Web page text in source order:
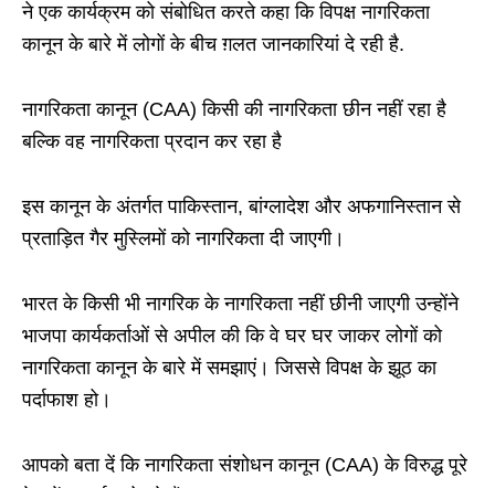
ने एक कार्यक्रम को संबोधित करते कहा कि विपक्ष नागरिकता
कानून के बारे में लोगों के बीच ग़लत जानकारियां दे रही है.
नागरिकता कानून (CAA) किसी की नागरिकता छीन नहीं रहा है
बल्कि वह नागरिकता प्रदान कर रहा है
इस कानून के अंतर्गत पाकिस्तान, बांग्लादेश और अफगानिस्तान से
प्रताड़ित गैर मुस्लिमों को नागरिकता दी जाएगी।
भारत के किसी भी नागरिक के नागरिकता नहीं छीनी जाएगी उन्होंने
भाजपा कार्यकर्ताओं से अपील की कि वे घर घर जाकर लोगों को
नागरिकता कानून के बारे में समझाएं। जिससे विपक्ष के झूठ का
पर्दाफाश हो।
आपको बता दें कि नागरिकता संशोधन कानून (CAA) के विरुद्ध पूरे